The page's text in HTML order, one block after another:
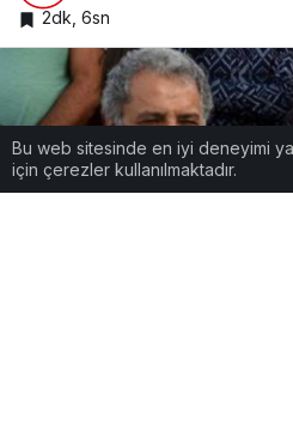
2dk, 6sn
Bu web sitesinde en iyi deneyimi
için çerezler kullanılmaktadır.